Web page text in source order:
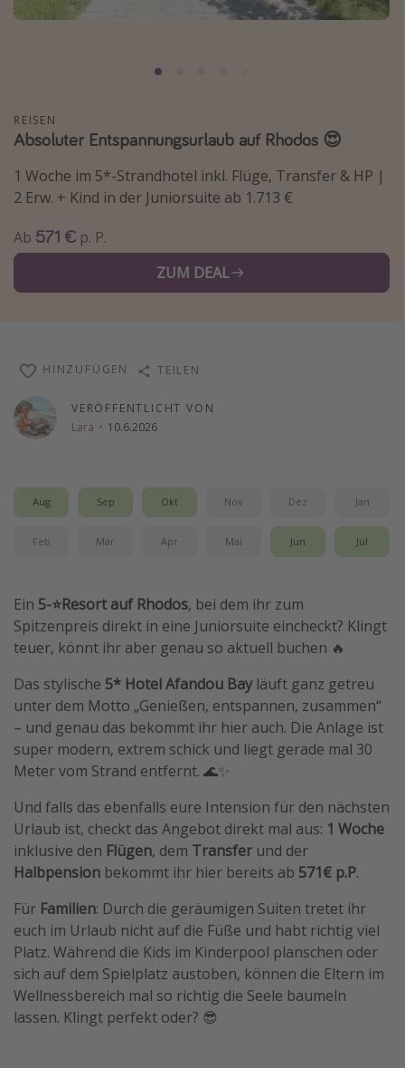
Normandie Urlaub
Krabi Urlaub
Tulum Urlaub
Sri Lanka Rundreise
Japan Rundreise
Disneyland Paris
Roadtrips
Wochenendtrip
Strandurlaub
Gruppenreisen
Hotels in Hamburg
Hotels am Achensee
Weitere Themen
Reise Journal
Familienurlaub in der Türkei
Rundreisen in Thailand
Bahnreisen in der Schweiz
Reisepassfreie Reiseziele
Travel Know How
Silvesterreisen
Last Minute Urlaub Deutschland
REISEN
Absoluter Entspannungsurlaub auf Rhodos 😍
1 Woche im 5*-Strandhotel inkl. Flüge, Transfer & HP |
2 Erw. + Kind in der Juniorsuite ab 1.713 €
Ab 571 € p. P.
ZUM DEAL
VERÖFFENTLICHT VON
Lara · 10.6.2026
HINZUFÜGEN TEILEN
Aug Sep Okt Nov Dez Jan
Feb Mär Apr Mai Jun Jul
Ein 5-⭐️Resort auf Rhodos, bei dem ihr zum
Spitzenpreis direkt in eine Juniorsuite eincheckt? Klingt
teuer, könnt ihr aber genau so aktuell buchen 🔥
Das stylische 5* Hotel Afandou Bayläuft ganz getreu
unter dem Motto „Genießen, entspannen, zusammen“
– und genau das bekommt ihr hier auch. Die Anlage ist
super modern, extrem schick und liegt gerade mal 30
Meter vom Strand entfernt. 🌊✨
Und falls das ebenfalls eure Intension für den nächsten
Urlaub ist, checkt das Angebot direkt mal aus: 1 Woche
inklusive den Flügen, dem Transfer und der
Halbpension bekommt ihr hier bereits ab 571€ p.P.
Für Familien: Durch die geräumigen Suiten tretet ihr
euch im Urlaub nicht auf die Füße und habt richtig viel
Platz. Während die Kids im Kinderpool planschen oder
sich auf dem Spielplatz austoben, können die Eltern im
Wellnessbereich mal so richtig die Seele baumeln
lassen. Klingt perfekt oder? 😎